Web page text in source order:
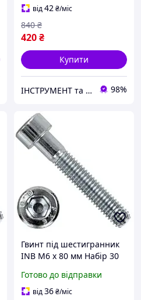
від42₴/міс
420₴
840 ₴
Купити
ІНСТРУМЕНТ та МЕТИЗИ 98%
Гвинт під шестигранник
INB М6 х 80 мм Набір 30
Готово до відправки
від36₴/міс